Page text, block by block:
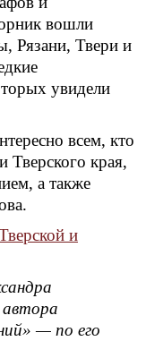
вошли
Рязани, Твери и
увидели
всем, кто
Тверского края,
а также
и
автора
— по его